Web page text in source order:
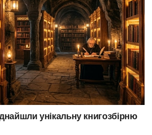
унікальну книгозбірню